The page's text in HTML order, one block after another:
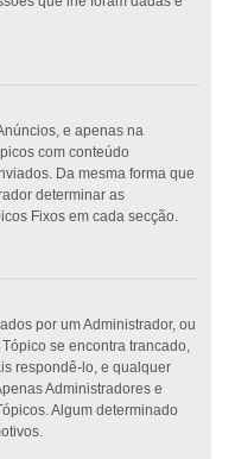
e apenas na
com conteúdo
Da mesma forma que
determinar as
Fixos em cada secção.
por um Administrador, ou
se encontra trancado,
respondê-lo, e qualquer
Administradores e
Algum determinado